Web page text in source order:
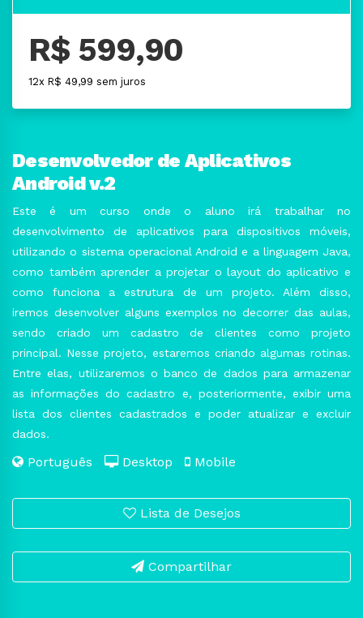
R$ 599,90
12x R$ 49,99 sem juros
Desenvolvedor de Aplicativos
Android v.2
Este é um curso onde o aluno irá trabalhar no
desenvolvimento de aplicativos para dispositivos móveis,
utilizando o sistema operacional Android e a linguagem Java,
como também aprender a projetar o layout do aplicativo e
como funciona a estrutura de um projeto. Além disso,
iremos desenvolver alguns exemplos no decorrer das aulas,
sendo criado um cadastro de clientes como projeto
principal. Nesse projeto, estaremos criando algumas rotinas.
Entre elas, utilizaremos o banco de dados para armazenar
as informações do cadastro e, posteriormente, exibir uma
lista dos clientes cadastrados e poder atualizar e excluir
dados.
Português Desktop Mobile
Lista de Desejos
Compartilhar